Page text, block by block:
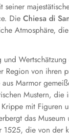
Die Chiesa di
Atmosphäre,
von ihren
Marmor
Mustern,
mit Figuren
das
1525, die von der